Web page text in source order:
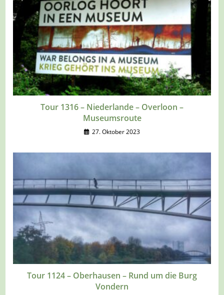
Tour 1316 – Niederlande – Overloon –
Museumsroute
27. Oktober 2023
Tour 1124 – Oberhausen – Rund um die Burg
Vondern